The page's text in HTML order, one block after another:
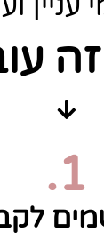
1.